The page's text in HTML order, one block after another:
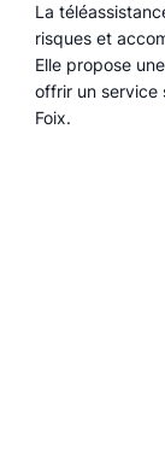
La
risques et
Elle propose
offrir un service
Foix.